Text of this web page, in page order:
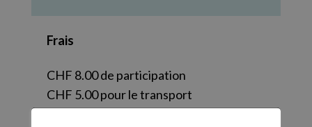
Frais
CHF 8.00 de participation
CHF 5.00 pour le transport